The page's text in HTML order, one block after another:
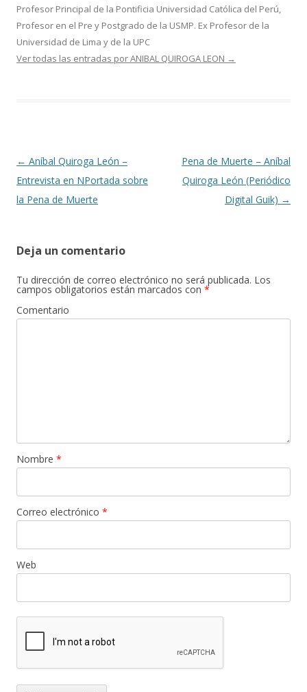
Profesor Principal de la Pontificia Universidad Católica del Perú,
Profesor en el Pre y Postgrado de la USMP. Ex Profesor de la
Universidad de Lima y de la UPC
Ver todas las entradas por ANIBAL QUIROGA LEON →
Navegación
de
entradas
← Aníbal Quiroga León –
Entrevista en NPortada sobre
la Pena de Muerte
Pena de Muerte – Aníbal
Quiroga León (Periódico
Digital Guik) →
Deja un comentario
Tu dirección de correo electrónico no será publicada. Los
campos obligatorios están marcados con *
Comentario
Nombre *
Correo electrónico *
Web